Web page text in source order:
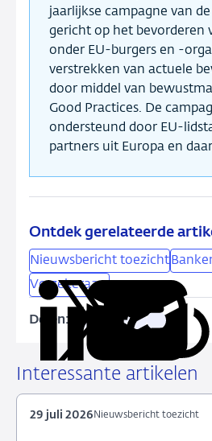
jaarlijkse campagne van
gericht op het bevorderen
onder EU-burgers en -
verstrekken van actuele
door middel van
Good Practices. De
ondersteund door EU-
partners uit Europa en
Ontdek gerelateerde
Nieuwsbericht toezicht
Verzekeraars
Delen:
Deel
LinkedIn
X
Deel
Facebook
Deel
e-
Kopieer
Interessante artikelen
Nieuwsbericht toezicht
29 juli 2026